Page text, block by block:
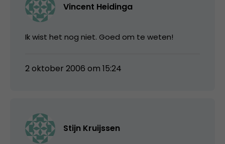
Vincent Heidinga
Ik wist het nog niet. Goed om te weten!
2 oktober 2006 om 15:24
Stijn Kruijssen